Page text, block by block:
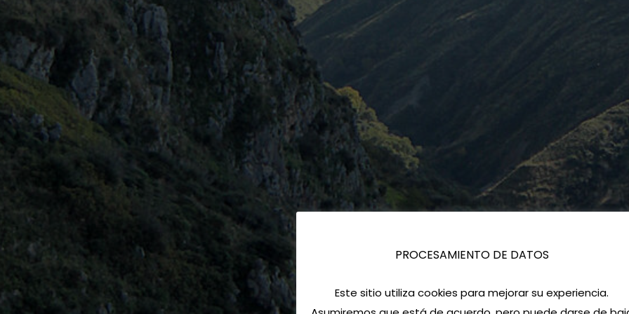
PROCESAMIENTO DE DATOS
Este sitio utiliza cookies para mejorar su experiencia.